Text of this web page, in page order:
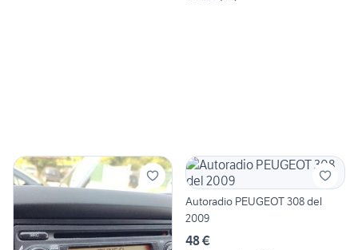
Autoradio PEUGEOT 308 del
2009
48 €